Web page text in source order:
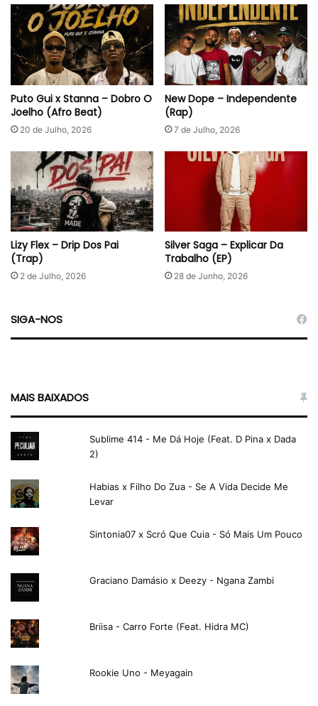
Puto Gui x Stanna – Dobro O
Joelho (Afro Beat)
20 de Julho, 2026
New Dope – Independente
(Rap)
7 de Julho, 2026
Lizy Flex – Drip Dos Pai
(Trap)
2 de Julho, 2026
Silver Saga – Explicar Da
Trabalho (EP)
28 de Junho, 2026
SIGA-NOS
MAIS BAIXADOS
Sublime 414 - Me Dá Hoje (Feat. D Pina x Dada
2)
Habias x Filho Do Zua - Se A Vida Decide Me
Levar
Sintonia07 x Scró Que Cuia - Só Mais Um Pouco
Graciano Damásio x Deezy - Ngana Zambi
Briisa - Carro Forte (Feat. Hidra MC)
Rookie Uno - Meyagain